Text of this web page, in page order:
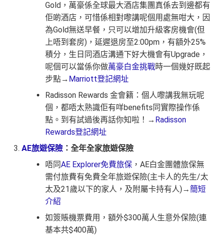
Gold，萬豪係全球最大酒店集團真係去到邊都有
佢啲酒店，可惜係相對嚟講呢個用處無咁大，因
為Gold無送早餐，只可以增加升級客房機會(但
上唔到套房)，延遲退房至2:00pm，有額外25%
積分，生日同酒店溝通下好大機會有Upgrade，
呢個可以當係你做萬豪白金挑戰時一個幾好既起
步點→ Marriott登記網址
Radisson Rewards 金會籍：個人嚟講我無玩呢
個，都唔太熟識佢有咩benefits同實際操作係
點。到有試過後再話你知啦！→ Radisson
Rewards登記網址
AE旅遊保險 ：全年全家旅遊保險
唔同AE Explorer免費旅保 ，AE白金團體旅保無
需付旅費有免費全年旅遊保險(主卡人的先生/太
太及21歲以下的家人，及附屬卡持有人)→簡短
介紹
如簽賬機票費用，額外$300萬人生意外保險(連
基本共$400萬)